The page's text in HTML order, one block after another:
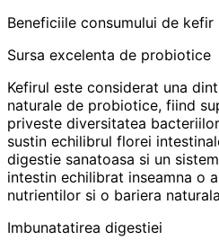
Beneficiile consumului de kefir
Sursa excelenta de probiotice
Kefirul este considerat una
naturale de probiotice, fiind
priveste diversitatea
sustin echilibrul florei
digestie sanatoasa si un
intestin echilibrat inseamna o
nutrientilor si o bariera
Imbunatatirea digestiei